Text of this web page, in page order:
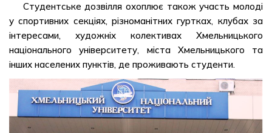
Студентське дозвілля охоплює також участь молоді
у спортивних секціях, різноманітних гуртках, клубах за
інтересами, художніх колективах Хмельницького
національного університету, міста Хмельницького та
інших населених пунктів, де проживають студенти.